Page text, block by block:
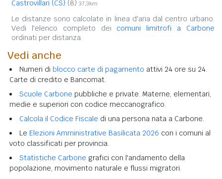
Castrovillari (CS) (8) 37,3km
Le distanze sono calcolate in linea d'aria dal centro urbano.
Vedi l'elenco completo dei comuni limitrofi a Carbone
ordinati per distanza.
Vedi anche
Numeri di blocco carte di pagamento attivi 24 ore su 24.
Carte di credito e Bancomat.
Scuole Carbone pubbliche e private. Materne, elementari,
medie e superiori con codice meccanografico.
Calcola il Codice Fiscale di una persona nata a Carbone.
Le Elezioni Amministrative Basilicata 2026 con i comuni al
voto classificati per provincia.
Statistiche Carbone grafici con l'andamento della
popolazione, movimento naturale e flussi migratori.